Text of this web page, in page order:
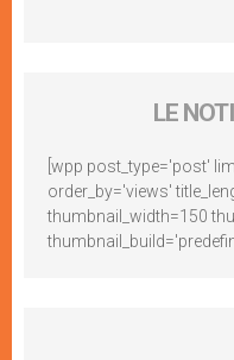
LE
[wpp post_type='post'
order_by='views'
thumbnail_width=150